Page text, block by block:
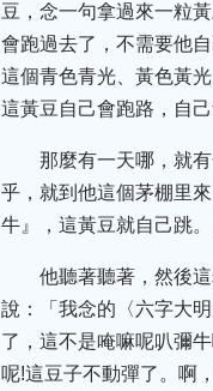
豆，念一句拿過來一粒
會跑過去了，不需要他
這個青色青光、黃色黃
這黃豆自己會跑路，自
那麼有一天哪，就
乎，就到他這個茅棚里
牛』，這黃豆就自己跳。
他聽著聽著，然後
說：「我念的〈六字大
了，這不是唵嘛呢叭彌
呢!這豆子不動彈了。啊